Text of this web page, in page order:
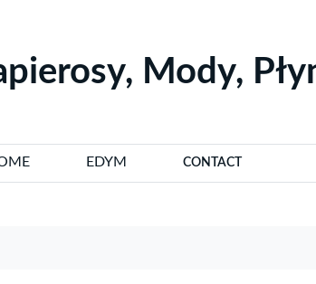
Mody,
EDYM CONTACT